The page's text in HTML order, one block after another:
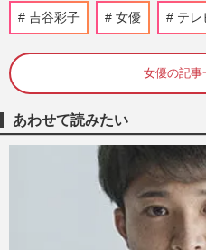
竹内涼真と三
【吉谷彩子と
ラマに「不倫
成不倫ドラマ
週刊女性2024年9
竹内涼真、ビ
決定づけた壮
吉谷彩子 女優 テレ
女優の記事
あわせて読みたい